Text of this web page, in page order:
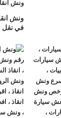
اتصل الان
يصلك
وسائل
بتقديم خدماتنا
السريعة بكافة
بين الشركة
ونش
في نقل